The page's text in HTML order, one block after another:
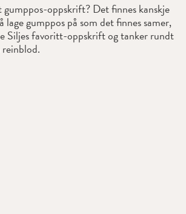
oppskrift? Det finnes kanskje
lage gumppos på som det finnes samer,
Siljes favoritt-oppskrift og tanker rundt
reinblod.